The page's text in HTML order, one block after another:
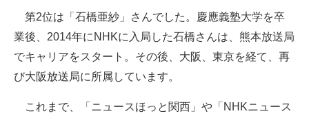
第2位は「石橋亜紗」さんでした。慶應義塾大学を卒
業後、2014年にNHKに入局した石橋さんは、熊本放送局
でキャリアをスタート。その後、大阪、東京を経て、再
び大阪放送局に所属しています。
これまで、「ニュースほっと関西」や「NHKニュース